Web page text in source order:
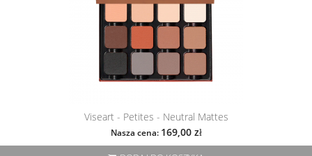
Viseart - Petites - Neutral Mattes
Nasza cena: 169,00 zł